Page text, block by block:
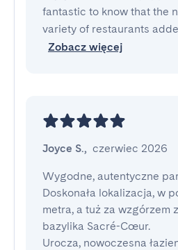
fantastic to know that the
variety of restaurants
Zobacz więcej
Joyce S., czerwiec 2026
Wygodne, autentyczne
Doskonała lokalizacja, w
metra, a tuż za wzgórzem
bazylika Sacré-Cœur.
Urocza, nowoczesna